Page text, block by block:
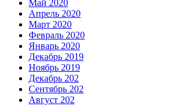
Май 2020
Апрель 2020
Март 2020
Февраль 2020
Январь 2020
Декабрь 2019
Ноябрь 2019
Декабрь 202
Сентябрь 202
Август 202